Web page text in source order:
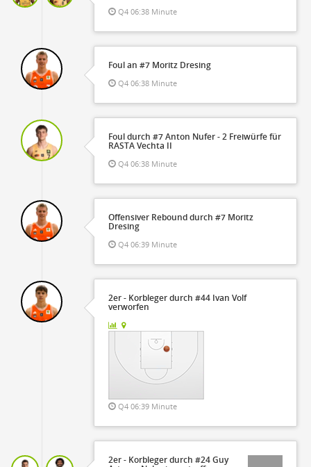
Q4 06:38 Minute
Foul an #7 Moritz Dresing
Q4 06:38 Minute
Foul durch #7 Anton Nufer - 2 Freiwürfe für
RASTA Vechta II
Q4 06:38 Minute
Offensiver Rebound durch #7 Moritz
Dresing
Q4 06:39 Minute
2er - Korbleger durch #44 Ivan Volf
verworfen
Q4 06:39 Minute
2er - Korbleger durch #24 Guy